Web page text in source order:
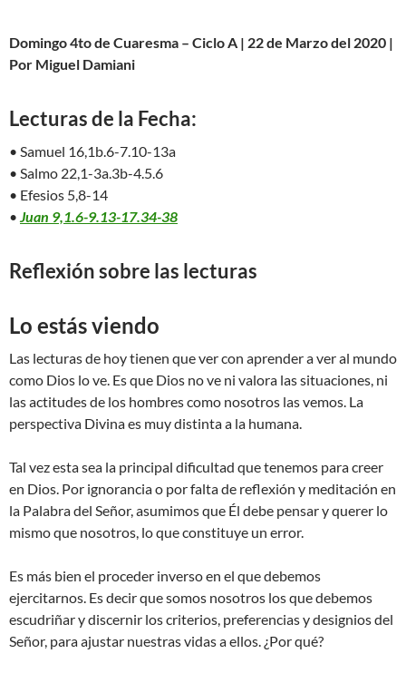
Domingo 4to de Cuaresma – Ciclo A | 22 de Marzo del 2020 |
Por Miguel Damiani
Lecturas de la Fecha:
• Samuel 16,1b.6-7.10-13a
• Salmo 22,1-3a.3b-4.5.6
• Efesios 5,8-14
• Juan 9,1.6-9.13-17.34-38
Reflexión sobre las lecturas
Lo estás viendo
Las lecturas de hoy tienen que ver con aprender a ver al mundo
como Dios lo ve. Es que Dios no ve ni valora las situaciones, ni
las actitudes de los hombres como nosotros las vemos. La
perspectiva Divina es muy distinta a la humana.
Tal vez esta sea la principal dificultad que tenemos para creer
en Dios. Por ignorancia o por falta de reflexión y meditación en
la Palabra del Señor, asumimos que Él debe pensar y querer lo
mismo que nosotros, lo que constituye un error.
Es más bien el proceder inverso en el que debemos
ejercitarnos. Es decir que somos nosotros los que debemos
escudriñar y discernir los criterios, preferencias y designios del
Señor, para ajustar nuestras vidas a ellos. ¿Por qué?